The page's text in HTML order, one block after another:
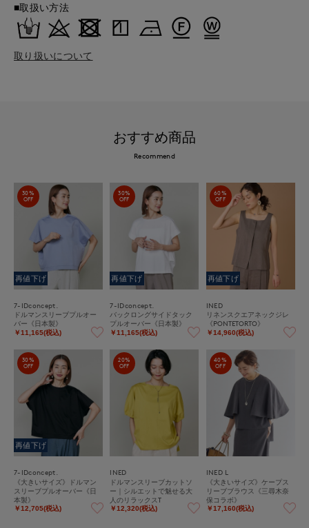
■取扱い方法
取り扱いについて
おすすめ商品
Recommend
30%
OFF
再値下げ
7-IDconcept.
ドルマンスリーブプルオー
バー《日本製》
￥11,165(税込)
30%
OFF
再値下げ
7-IDconcept.
バックロングサイドタック
プルオーバー《日本製》
￥11,165(税込)
60%
OFF
再値下げ
INED
リネンスクエアネックジレ
《PONTETORTO》
￥14,960(税込)
30%
OFF
再値下げ
7-IDconcept.
《大きいサイズ》ドルマン
スリーブプルオーバー《日
本製》
￥12,705(税込)
20%
OFF
INED
ドルマンスリーブカットソ
ー｜シルエットで魅せる大
人のリラックスT
￥12,320(税込)
40%
OFF
INED L
《大きいサイズ》ケープス
リーブブラウス《三尋木奈
保コラボ》
￥17,160(税込)